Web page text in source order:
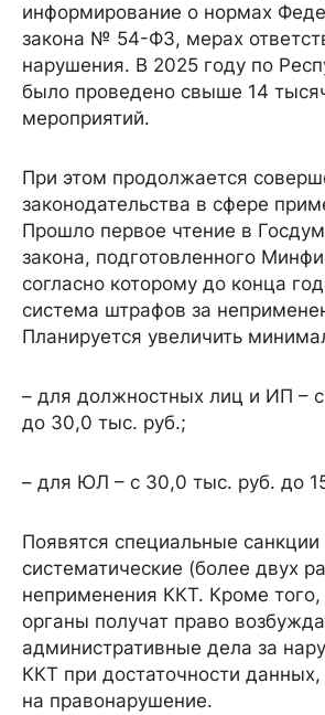
информирование о нормах
закона № 54-ФЗ, мерах
нарушения. В 2025 году по
было проведено свыше 14
мероприятий.
При этом продолжается
законодательства в сфере
Прошло первое чтение в
закона, подготовленного
согласно которому до конца
система штрафов за
Планируется увеличить
– для должностных лиц и ИП –
до 30,0 тыс. руб.;
– для ЮЛ – с 30,0 тыс. руб. до
Появятся специальные
систематические (более двух
неприменения ККТ. Кроме
органы получат право
административные дела за
ККТ при достаточности
на правонарушение.